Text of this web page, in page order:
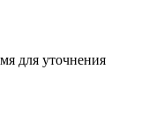
для уточнения